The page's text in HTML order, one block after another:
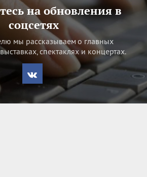
на обновления в
соцсетях
мы рассказываем о главных
спектаклях и концертах.